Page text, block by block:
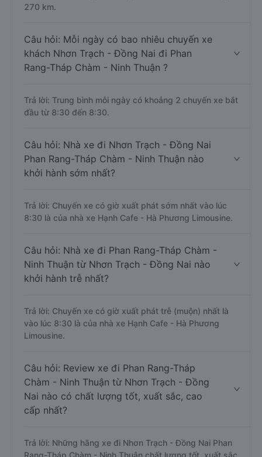
270 km.
Câu hỏi: Mỗi ngày có bao nhiêu chuyến xe
khách Nhơn Trạch - Đồng Nai đi Phan
Rang-Tháp Chàm - Ninh Thuận ?
Trả lời: Trung bình mỗi ngày có khoảng 2 chuyến xe bắt
đầu từ 8:30 đến 8:30.
Câu hỏi: Nhà xe đi Nhơn Trạch - Đồng Nai
Phan Rang-Tháp Chàm - Ninh Thuận nào
khởi hành sớm nhất?
Trả lời: Chuyến xe có giờ xuất phát sớm nhất vào lúc
8:30 là của nhà xe Hạnh Cafe - Hà Phương Limousine.
Câu hỏi: Nhà xe đi Phan Rang-Tháp Chàm -
Ninh Thuận từ Nhơn Trạch - Đồng Nai nào
khởi hành trễ nhất?
Trả lời: Chuyến xe có giờ xuất phát trễ (muộn) nhất là
vào lúc 8:30 là của nhà xe Hạnh Cafe - Hà Phương
Limousine.
Câu hỏi: Review xe đi Phan Rang-Tháp
Chàm - Ninh Thuận từ Nhơn Trạch - Đồng
Nai nào có chất lượng tốt, xuất sắc, cao
cấp nhất?
Trả lời: Những hãng xe đi Nhơn Trạch - Đồng Nai Phan
Rang-Tháp Chàm - Ninh Thuận chất lượng tốt, xuất sắc,